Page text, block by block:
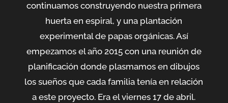
continuamos construyendo nuestra primera
huerta en espiral, y una plantación
experimental de papas orgánicas. Así
empezamos el año 2015 con una reunión de
planificación donde plasmamos en dibujos
los sueños que cada familia tenía en relación
a este proyecto. Era el viernes 17 de abril.